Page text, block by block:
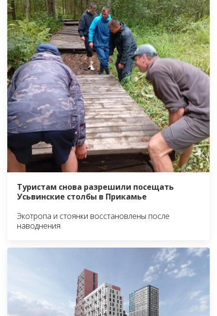
Туристам снова разрешили посещать
Усьвинские столбы в Прикамье
Экотропа и стоянки восстановлены после
наводнения